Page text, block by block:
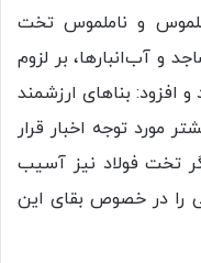
و ناملموس تخت
و آب‌انبارها، بر لزوم
افزود: بناهای ارزشمند
مورد توجه اخبار قرار
تخت فولاد نیز آسیب
را در خصوص بقای این